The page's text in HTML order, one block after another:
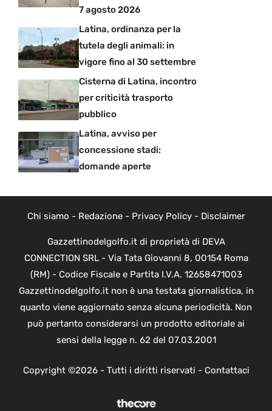
7 agosto 2026
Latina, ordinanza per la
tutela degli animali: in
vigore fino al 30 settembre
Cisterna di Latina, incontro
per criticità trasporto
pubblico
Latina, avviso per
concessione stadi:
domande aperte
Chi siamo - Redazione- Privacy Policy- Disclaimer
Gazzettinodelgolfo.it di proprietà di DEVA
CONNECTION SRL - Via Tata Giovanni 8, 00154 Roma
(RM) - Codice Fiscale e Partita I.V.A. 12658471003
Gazzettinodelgolfo.it non è una testata giornalistica, in
quanto viene aggiornato senza alcuna periodicità. Non
può pertanto considerarsi un prodotto editoriale ai
sensi della legge n. 62 del 07.03.2001
Copyright ©2026 - Tutti i diritti riservati - Contattaci